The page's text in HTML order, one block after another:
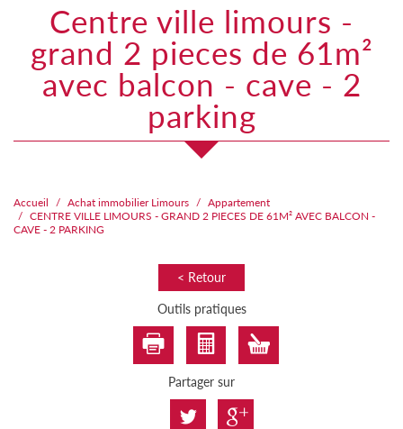
centre ville limours -
grand 2 pieces de 61m²
avec balcon - cave - 2
parking
Accueil Achat immobilier Limours
Appartement
CENTRE VILLE LIMOURS - GRAND 2 PIECES DE 61M² AVEC BALCON -
CAVE - 2 PARKING
< Retour
Outils pratiques
Partager sur